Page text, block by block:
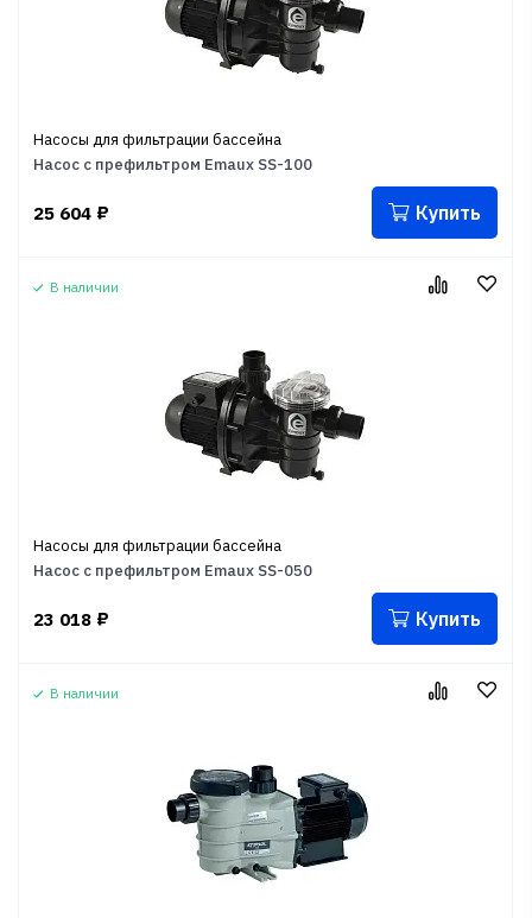
Насосы для фильтрации бассейна
Насос с префильтром Emaux SS-100
25 604 ₽ Купить
В наличии
Насосы для фильтрации бассейна
Насос с префильтром Emaux SS-050
23 018 ₽ Купить
В наличии